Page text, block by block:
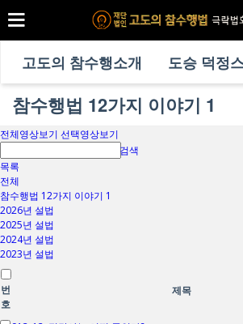
고도의 참수행소개 도승 덕정
참수행법 12가지 이야기 1
전체영상보기 선택영상보기
검색
목록
전체
참수행법 12가지 이야기 1
2026년 설법
2025년 설법
2024년 설법
2023년 설법
번
호
제목